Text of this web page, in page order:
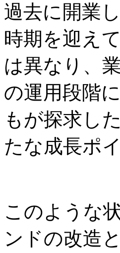
過去に開業
時期を迎え
は異なり、
の運用段階
もが探求し
たな成長ポ
このような
ンドの改造